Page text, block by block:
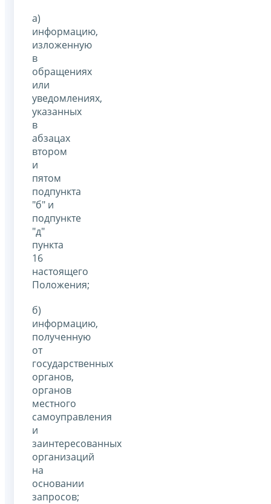
а)
информацию,
изложенную
в
обращениях
или
уведомлениях,
указанных
в
абзацах
втором
и
пятом
подпункта
"б" и
подпункте
"д"
пункта
16
настоящего
Положения;
б)
информацию,
полученную
от
государственных
органов,
органов
местного
самоуправления
и
заинтересованных
организаций
на
основании
запросов;